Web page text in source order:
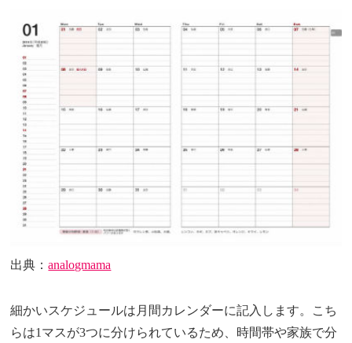
出典：analogmama
細かいスケジュールは月間カレンダーに記入します。こち
らは1マスが3つに分けられているため、時間帯や家族で分